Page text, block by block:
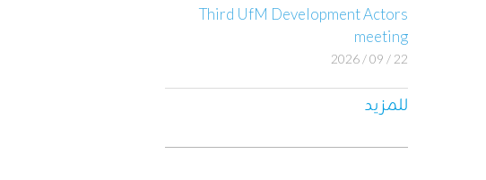
Third UfM Development Actors
meeting
22 / 09 / 2026
للمزيد